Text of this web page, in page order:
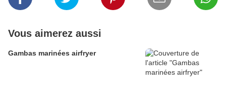
Vous aimerez aussi
Gambas marinées airfryer